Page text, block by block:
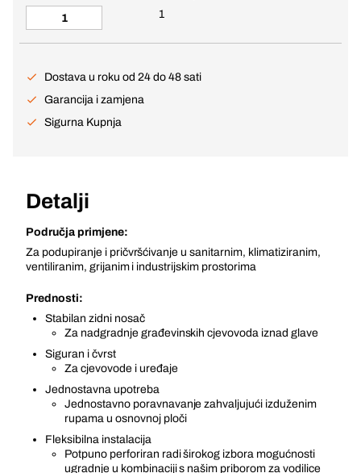
1
Dostava u roku od 24 do 48 sati
Garancija i zamjena
Sigurna Kupnja
Detalji
Područja primjene:
Za podupiranje i pričvršćivanje u sanitarnim, klimatiziranim,
ventiliranim, grijanim i industrijskim prostorima
Prednosti:
Stabilan zidni nosač
Za nadgradnje građevinskih cjevovoda iznad glave
Siguran i čvrst
Za cjevovode i uređaje
Jednostavna upotreba
Jednostavno poravnavanje zahvaljujući izduženim
rupama u osnovnoj ploči
Fleksibilna instalacija
Potpuno perforiran radi širokog izbora mogućnosti
ugradnje u kombinaciji s našim priborom za vodilice